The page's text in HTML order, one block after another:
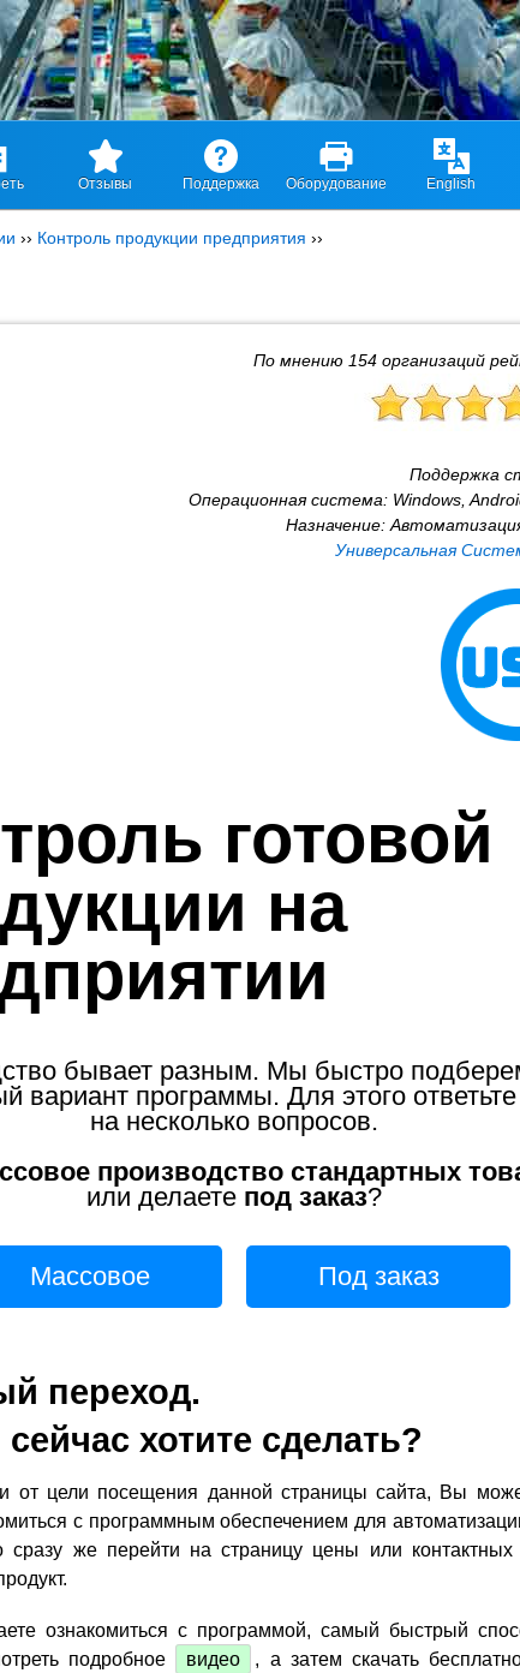
Отзывы Поддержка Оборудование English
›› Контроль продукции предприятия ››
По мнению 154 организаций
Поддержка
Операционная система: Windows,
Назначение:
Универсальная
готовой
на
бывает разным. Мы быстро
вариант программы. Для этого ответьте
на несколько вопросов.
производство стандартных
или делаете под заказ?
Массовое Под заказ
переход.
хотите сделать?
от цели посещения данной страницы сайта, Вы
с программным обеспечением для
сразу же перейти на страницу цены или контактных
ознакомиться с программой, самый быстрый
подробное
видео , а затем скачать